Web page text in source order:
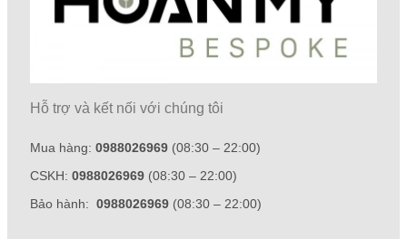
Hỗ trợ và kết nối với chúng tôi
Mua hàng: 0988026969 (08:30 – 22:00)
CSKH: 0988026969 (08:30 – 22:00)
Bảo hành: 0988026969 (08:30 – 22:00)